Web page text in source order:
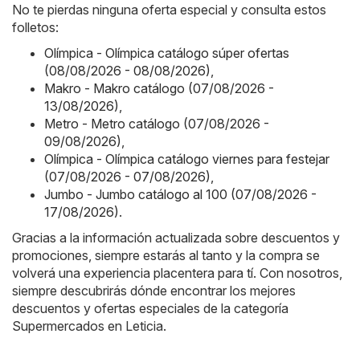
No te pierdas ninguna oferta especial y consulta estos
folletos:
Olímpica - Olímpica catálogo súper ofertas
(08/08/2026 - 08/08/2026)
Makro - Makro catálogo (07/08/2026 -
13/08/2026)
Metro - Metro catálogo (07/08/2026 -
09/08/2026)
Olímpica - Olímpica catálogo viernes para festejar
(07/08/2026 - 07/08/2026)
Jumbo - Jumbo catálogo al 100 (07/08/2026 -
17/08/2026).
Gracias a la información actualizada sobre descuentos y
promociones, siempre estarás al tanto y la compra se
volverá una experiencia placentera para tí. Con nosotros,
siempre descubrirás dónde encontrar los mejores
descuentos y ofertas especiales de la categoría
Supermercados en Leticia.